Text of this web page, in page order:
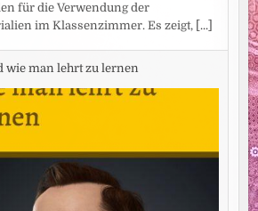
für die Verwendung der
im Klassenzimmer. Es zeigt, [...]
wie man lehrt zu lernen